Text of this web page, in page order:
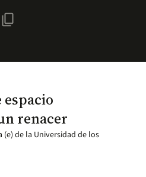
espacio
renacer
(e) de la Universidad de los